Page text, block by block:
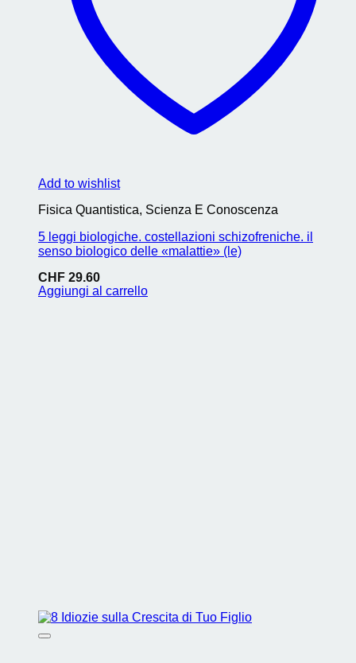
Add to wishlist
Fisica Quantistica, Scienza E Conoscenza
5 leggi biologiche. costellazioni schizofreniche. il
senso biologico delle «malattie» (le)
CHF 29.60
Aggiungi al carrello